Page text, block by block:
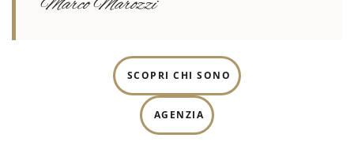
SCOPRI CHI SONO
AGENZIA